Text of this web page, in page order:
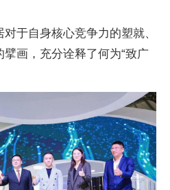
于自身核心竞争力的塑就、
画，充分诠释了何为“致广